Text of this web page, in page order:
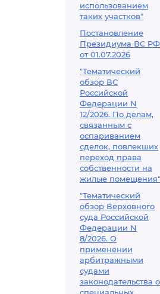
использованием
таких участков"
Постановление
Президиума ВС РФ
от 01.07.2026
"Тематический
обзор ВС
Российской
Федерации N
12/2026. По делам,
связанным с
оспариванием
сделок, повлекших
переход права
собственности на
жилые помещения"
"Тематический
обзор Верховного
суда Российской
Федерации N
8/2026. О
применении
арбитражными
судами
законодательства о